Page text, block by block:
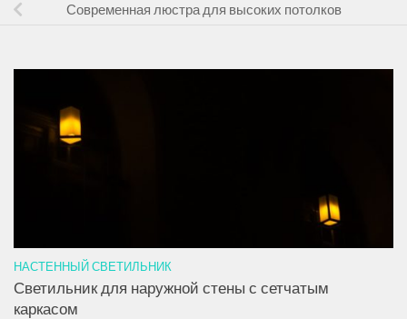
Современная люстра для высоких потолков
НАСТЕННЫЙ СВЕТИЛЬНИК
Светильник для наружной стены с сетчатым
каркасом